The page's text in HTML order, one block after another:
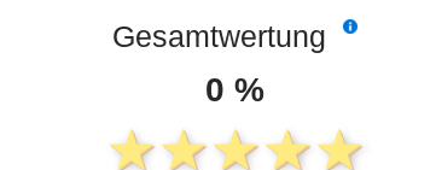
Gesamtwertung
0 %